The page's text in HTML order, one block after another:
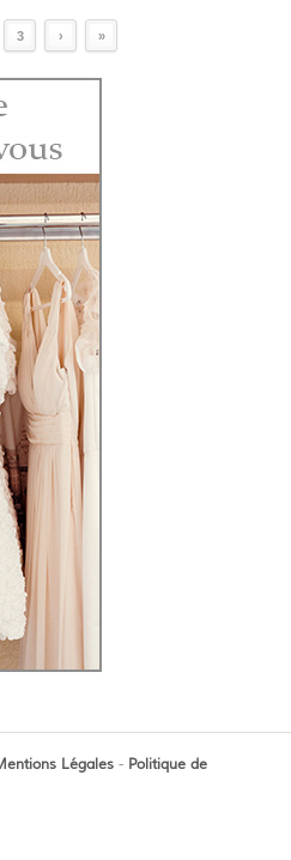
3 › »
Légales - Politique de